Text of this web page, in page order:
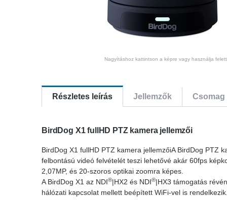
Nagyításhoz kattintson a képre vagy használja
Részletes leírás Jellemzők Csomag
BirdDog X1 fullHD PTZ kamera jellemzői
BirdDog X1 fullHD PTZ kamera jellemzőiA BirdDog PTZ
felbontású videó felvételét teszi lehetővé akár 60fps
2,07MP, és 20-szoros optikai zoomra képes.
A BirdDog X1 az NDI®|HX2 és NDI®|HX3 támogatás
hálózati kapcsolat mellett beépített WiFi-vel is